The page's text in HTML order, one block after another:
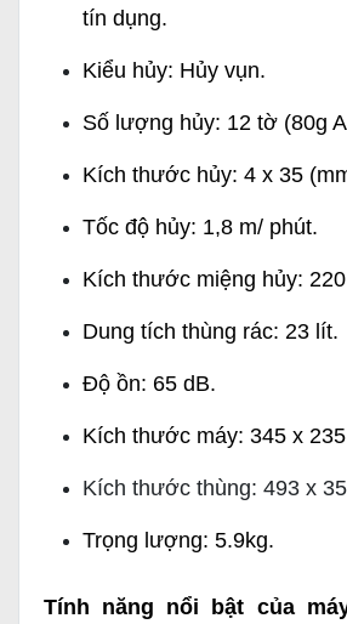
tín dụng.
Kiểu hủy: Hủy vụn.
Số lượng hủy: 12 tờ (80g
Kích thước hủy: 4 x 35
Tốc độ hủy: 1,8 m/ phút.
Kích thước miệng hủy:
Dung tích thùng rác: 23 lít.
Độ ồn: 65 dB.
Kích thước máy: 345 x
Kích thước thùng: 493 x
Trọng lượng: 5.9kg.
Tính năng nổi bật của